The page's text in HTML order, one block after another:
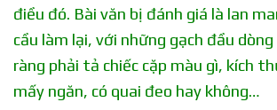
điều đó. Bài văn bị đánh giá là lan
cầu làm lại, với những gạch đầu
ràng phải tả chiếc cặp màu gì, kích
mấy ngăn, có quai đeo hay không…